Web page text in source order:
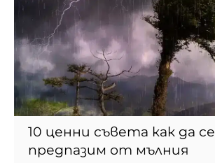
10 ценни съвета как да се
предпазим от мълния